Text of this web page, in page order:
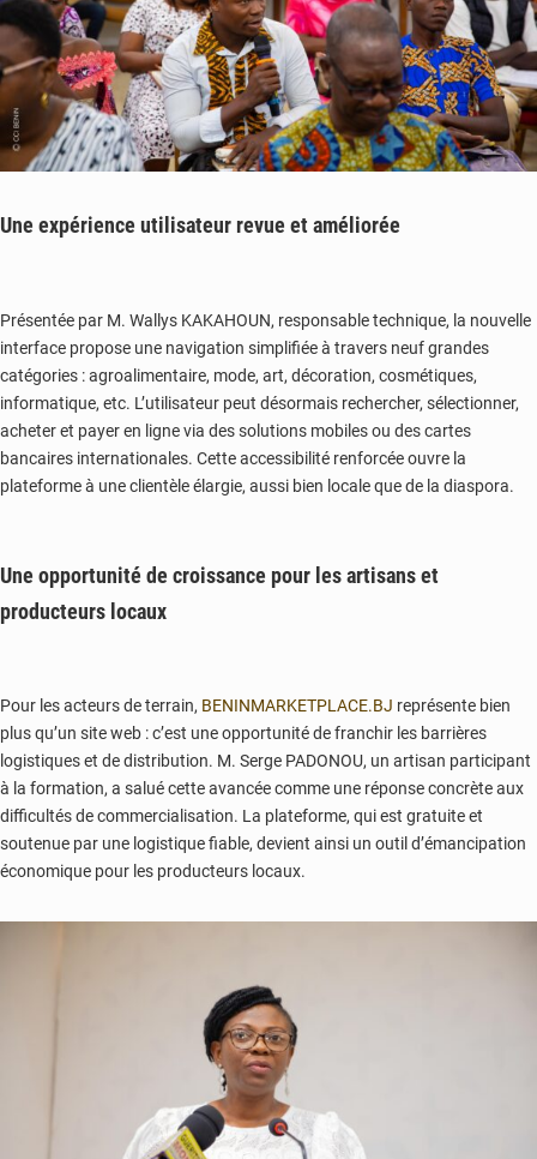
Une expérience utilisateur revue et améliorée
Présentée par M. Wallys KAKAHOUN, responsable technique, la nouvelle
interface propose une navigation simplifiée à travers neuf grandes
catégories : agroalimentaire, mode, art, décoration, cosmétiques,
informatique, etc. L’utilisateur peut désormais rechercher, sélectionner,
acheter et payer en ligne via des solutions mobiles ou des cartes
bancaires internationales. Cette accessibilité renforcée ouvre la
plateforme à une clientèle élargie, aussi bien locale que de la diaspora.
Une opportunité de croissance pour les artisans et
producteurs locaux
Pour les acteurs de terrain, BENINMARKETPLACE.BJ représente bien
plus qu’un site web : c’est une opportunité de franchir les barrières
logistiques et de distribution. M. Serge PADONOU, un artisan participant
à la formation, a salué cette avancée comme une réponse concrète aux
difficultés de commercialisation. La plateforme, qui est gratuite et
soutenue par une logistique fiable, devient ainsi un outil d’émancipation
économique pour les producteurs locaux.